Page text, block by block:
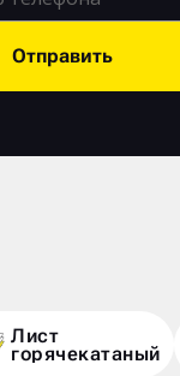
Отправить
Лист
горячекатаный